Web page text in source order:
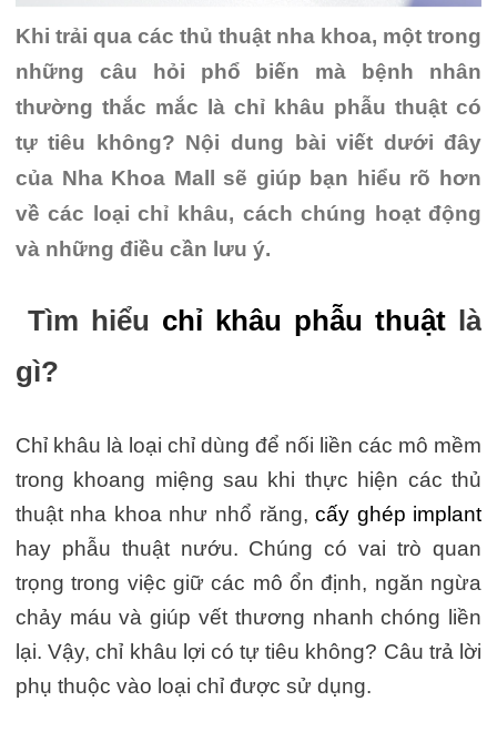
Khi trải qua các thủ thuật nha khoa, một trong
những câu hỏi phổ biến mà bệnh nhân
thường thắc mắc là chỉ khâu phẫu thuật có
tự tiêu không? Nội dung bài viết dưới đây
của Nha Khoa Mall sẽ giúp bạn hiểu rõ hơn
về các loại chỉ khâu, cách chúng hoạt động
và những điều cần lưu ý.
Tìm hiểu chỉ khâu phẫu thuật là
gì?
Chỉ khâu là loại chỉ dùng để nối liền các mô mềm
trong khoang miệng sau khi thực hiện các thủ
thuật nha khoa như nhổ răng,cấy ghép implant
hay phẫu thuật nướu. Chúng có vai trò quan
trọng trong việc giữ các mô ổn định, ngăn ngừa
chảy máu và giúp vết thương nhanh chóng liền
lại. Vậy, chỉ khâu lợi có tự tiêu không? Câu trả lời
phụ thuộc vào loại chỉ được sử dụng.